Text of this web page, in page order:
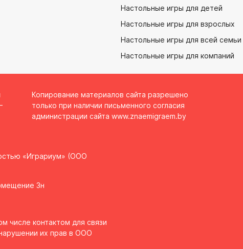
Настольные игры для детей
Настольные игры для взрослых
Настольные игры для всей семьи
Настольные игры для компаний
Копирование материалов сайта разрешено
только при наличии письменного согласия
администрации сайта www.znaemigraem.by
«Играриум» (ООО
3н
числе контактом для связи
их прав в ООО